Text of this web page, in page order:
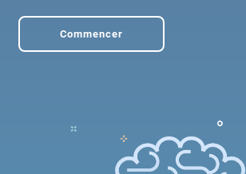
Commencer